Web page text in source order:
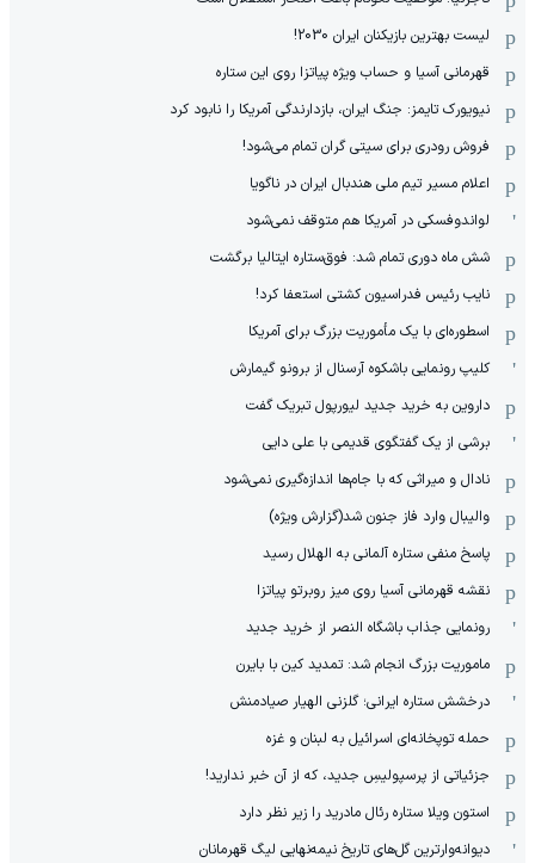
لیست بهترین بازیکنان ایران 2030!
قهرمانی آسیا و حساب ویژه پیاتزا روی این ستاره
نیویورک تایمز: جنگ ایران، بازدارندگی آمریکا را نابود کرد
فروش رودری برای سیتی گران تمام می‌شود!
اعلام مسیر تیم ملی هندبال ایران در ناگویا
لواندوفسکی در آمریکا هم متوقف نمی‌شود
شش ماه دوری تمام شد: فوق‌ستاره ایتالیا برگشت
نایب رئیس فدراسیون کشتی استعفا کرد!
اسطوره‌ای با یک مأموریت بزرگ برای آمریکا
کلیپ رونمایی باشکوه آرسنال از برونو گیمارش
داروین به خرید جدید لیورپول تبریک گفت
برشی از یک گفتگوی قدیمی با علی دایی
نادال و میراثی که با جام‌ها اندازه‌گیری نمی‌شود
والیبال وارد فاز جنون شد(گزارش ویژه)
پاسخ منفی ستاره آلمانی به الهلال رسید
نقشه قهرمانی آسیا روی میز روبرتو پیاتزا
رونمایی جذاب باشگاه النصر از خرید جدید
ماموریت بزرگ انجام شد: تمدید کین با بایرن
درخشش ستاره ایرانی؛ گلزنی الهیار صیادمنش
حمله توپخانه‌ای اسرائیل به لبنان و غزه
جزئیاتی از پرسپولیسِ جدید، که از آن ‌خبر ندارید!
استون ویلا ستاره رئال مادرید را زیر نظر دارد
دیوانه‌وارترین گل‌های تاریخ نیمه‌نهایی لیگ قهرمانان